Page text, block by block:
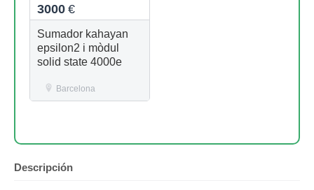
3000 €
Sumador kahayan
epsilon2 i mòdul
solid state 4000e
Barcelona
Descripción